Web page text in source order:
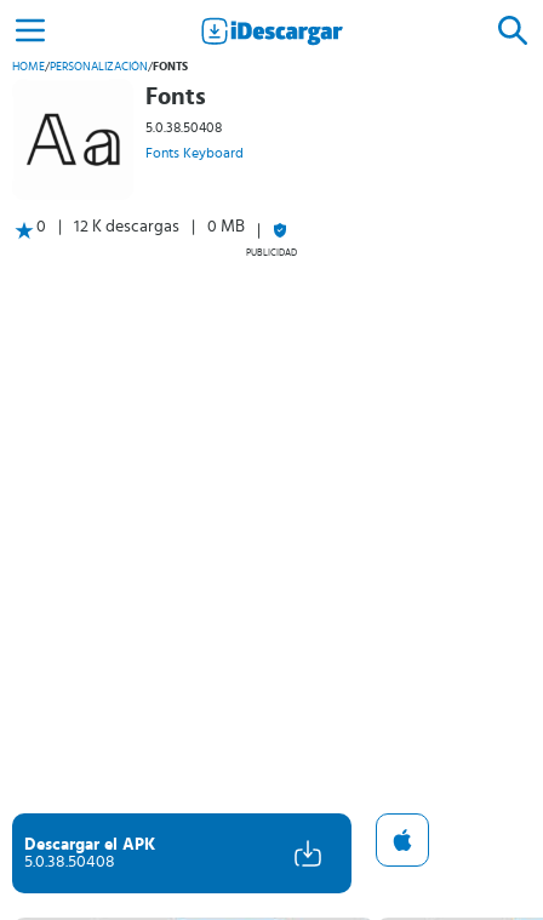
HOME/PERSONALIZACIÓN/ FONTS
Fonts
5.0.38.50408
Fonts Keyboard
0 12 K descargas 0 MB
PUBLICIDAD
Descargar el APK
5.0.38.50408